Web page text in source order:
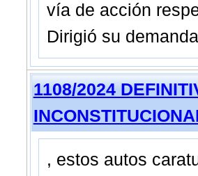
vía de acción
Dirigió su
1108/2024
, estos autos